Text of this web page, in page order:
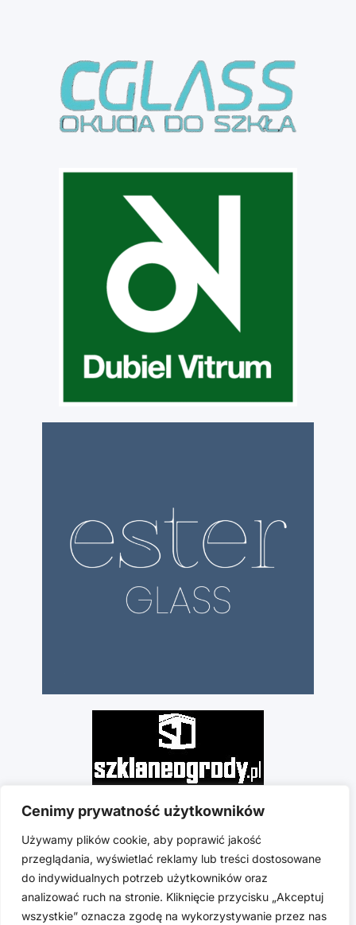
Cenimy prywatność użytkowników
Używamy plików cookie, aby poprawić jakość
przeglądania, wyświetlać reklamy lub treści dostosowane
do indywidualnych potrzeb użytkowników oraz
analizować ruch na stronie. Kliknięcie przycisku „Akceptuj
wszystkie” oznacza zgodę na wykorzystywanie przez nas